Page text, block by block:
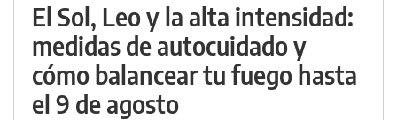
El Sol, Leo y la alta intensidad:
medidas de autocuidado y
cómo balancear tu fuego hasta
el 9 de agosto